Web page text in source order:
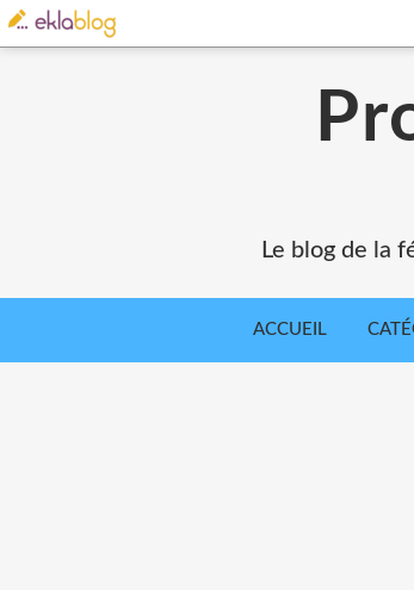
Le blog de la
ACCUEIL